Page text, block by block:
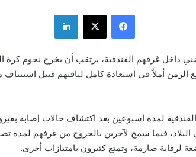
فيسبوك ‫X لينكدإن
داخل غرفهم الفندقية، يرتقب أن يخرج نجوم كرة
الزمن أملاً في استعادة كامل لياقتهم قبيل
البلاد، فيما سمح لآخرين بالخروج من غرفهم
صارمة، وتمتع كثيرون بامتيازات أخرى.